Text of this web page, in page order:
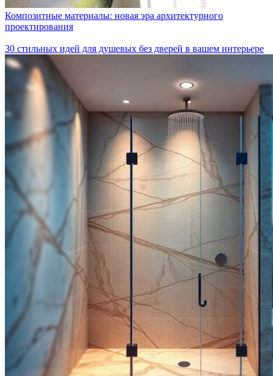
Композитные материалы: новая эра архитектурного
проектирования
30 стильных идей для душевых без дверей в вашем интерьере